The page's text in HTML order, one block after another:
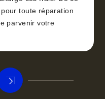
toute réparation
parvenir votre